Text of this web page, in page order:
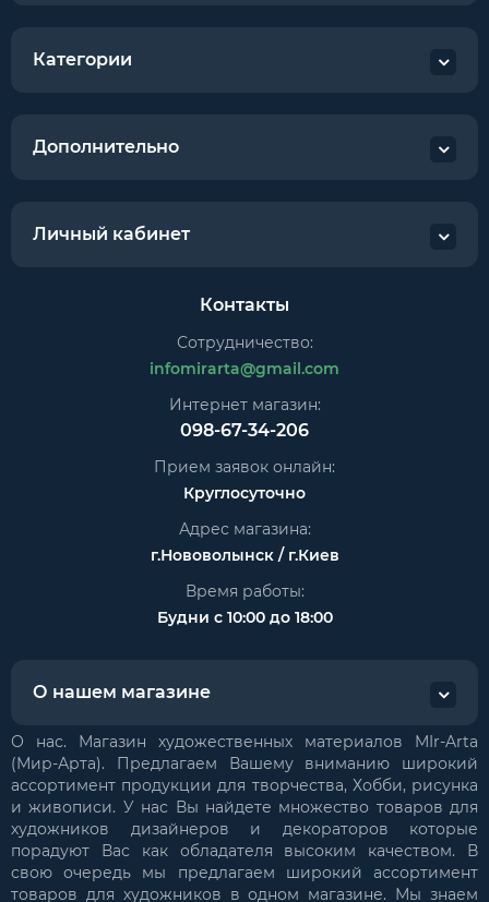
Категории
Дополнительно
Личный кабинет
Контакты
Сотрудничество:
infomirarta@gmail.com
Интернет магазин:
098-67-34-206
Прием заявок онлайн:
Круглосуточно
Адрес магазина:
г.Нововолынск / г.Киев
Время работы:
Будни с 10:00 до 18:00
О нашем магазине
О нас. Магазин художественных материалов MIr-Arta
(Мир-Арта). Предлагаем Вашему вниманию широкий
ассортимент продукции для творчества, Хобби, рисунка
и живописи. У нас Вы найдете множество товаров для
художников дизайнеров и декораторов которые
порадуют Вас как обладателя высоким качеством. В
свою очередь мы предлагаем широкий ассортимент
товаров для художников в одном магазине. Мы знаем